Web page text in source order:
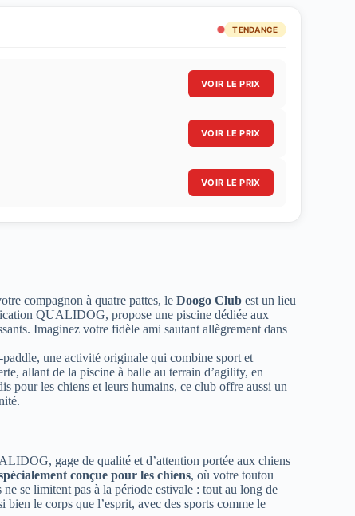
TENDANCE
VOIR LE PRIX
VOIR LE PRIX
VOIR LE PRIX
compagnon à quatre pattes, le Doogo Club est un lieu
QUALIDOG, propose une piscine dédiée aux
Imaginez votre fidèle ami sautant allègrement dans
une activité originale qui combine sport et
allant de la piscine à balle au terrain d’agility, en
pour les chiens et leurs humains, ce club offre aussi un
gage de qualité et d’attention portée aux chiens
conçue pour les chiens, où votre toutou
se limitent pas à la période estivale : tout au long de
le corps que l’esprit, avec des sports comme le